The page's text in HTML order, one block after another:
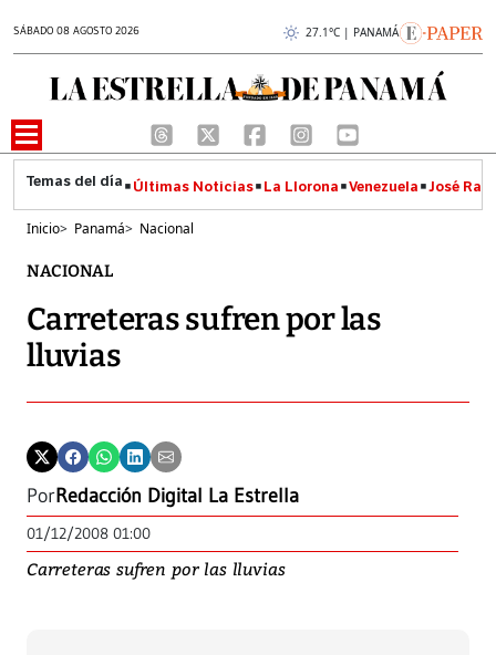
SÁBADO 08 AGOSTO 2026 27.1°C | PANAMÁ
Últimas Noticias La Llorona Venezuela José
Inicio> Panamá> Nacional
NACIONAL
Carreteras sufren por las
lluvias
PorRedacción Digital La Estrella
01/12/2008 01:00
Carreteras sufren por las lluvias